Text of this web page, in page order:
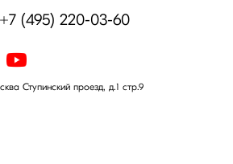
+7 (495) 220-03-60
Ступинский проезд, д.1 стр.9